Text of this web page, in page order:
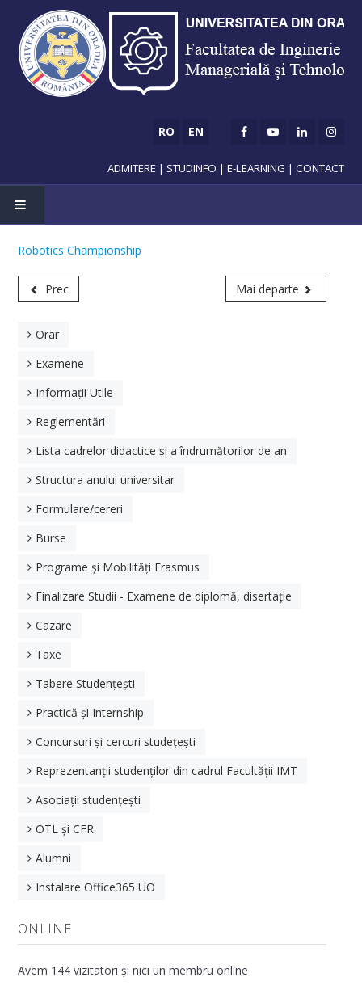
RO EN
ADMITERE | STUDINFO | E-LEARNING | CONTACT
ADMITERE
NOUTĂȚI
FACULTATE
Documente operaționale
Hotărâri ale Consiliului FIMT
Comisiile Facultății IMT
Documente în consultare
Departamente
Departamentul de Inginerie Industrială
Departamentul de Inginerie și Management
Departamentul de Robotică și Mecatronică
Departamentul de Inginerie Mecanică și Autovehicule
Concursuri Posturi
AIIMI
Robotics Championship
Prec Mai departe
Orar
Examene
Informații Utile
Reglementări
Lista cadrelor didactice și a îndrumătorilor de an
Structura anului universitar
Formulare/cereri
Burse
Programe și Mobilități Erasmus
Finalizare Studii - Examene de diplomă, disertație
Cazare
Taxe
Tabere Studențești
Practică și Internship
Concursuri și cercuri studețești
Reprezentanții studenților din cadrul Facultății IMT
Asociații studențești
OTL și CFR
Alumni
Instalare Office365 UO
ONLINE
Avem 144 vizitatori și nici un membru online